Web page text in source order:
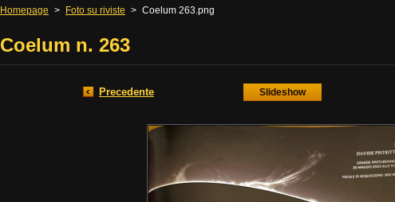
Homepage > Foto su riviste > Coelum 263.png
Coelum n. 263
Precedente Slideshow